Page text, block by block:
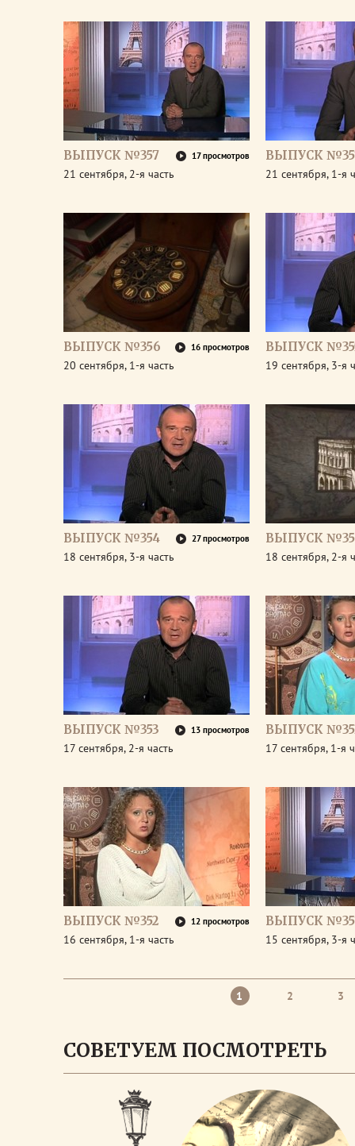
ВЫПУСК №357 17 просмотров
21 сентября, 2-я часть
ВЫПУСК
21 сентября, 1-я
ВЫПУСК №356 16 просмотров
20 сентября, 1-я часть
ВЫПУСК
19 сентября, 3-я
ВЫПУСК №354 27 просмотров
18 сентября, 3-я часть
ВЫПУСК
18 сентября, 2-я
ВЫПУСК №353 13 просмотров
17 сентября, 2-я часть
ВЫПУСК
17 сентября, 1-я
ВЫПУСК №352 12 просмотров
16 сентября, 1-я часть
ВЫПУСК
15 сентября, 3-я
1 2 3
СОВЕТУЕМ ПОСМОТРЕТЬ